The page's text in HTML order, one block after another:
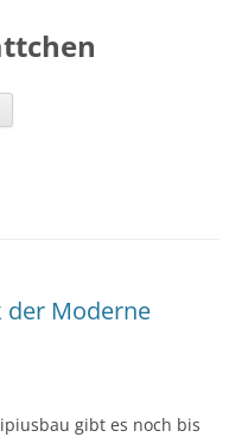
der Moderne
gibt es noch bis